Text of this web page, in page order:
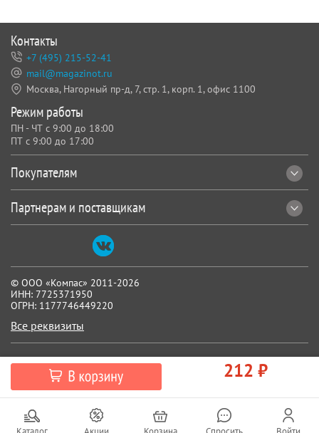
212 ₽
© ООО «Компас» 2011-2026
ИНН: 7725371950
ОГРН: 1177746449220
Все реквизиты
Покупателям
Партнерам и поставщикам
Контакты
+7 (495) 215-52-41
mail@magazinot.ru
Москва, Нагорный пр-д, 7, стр. 1, корп. 1, офис 1100
Режим работы
ПН - ЧТ с 9:00 до 18:00
ПТ с 9:00 до 17:00